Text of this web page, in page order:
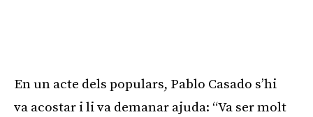
En un acte dels populars, Pablo Casado s’hi
va acostar i li va demanar ajuda: “Va ser molt